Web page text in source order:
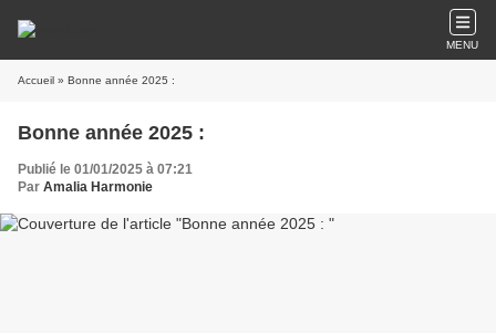
MENU
Accueil » Bonne année 2025 :
Bonne année 2025 :
Publié le 01/01/2025 à 07:21
Par Amalia Harmonie